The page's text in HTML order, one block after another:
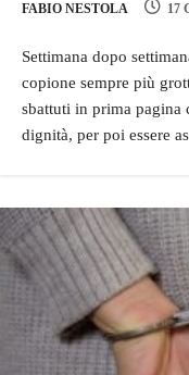
FABIO NESTOLA 17
Settimana dopo
copione sempre più
sbattuti in prima pagina
dignità, per poi essere